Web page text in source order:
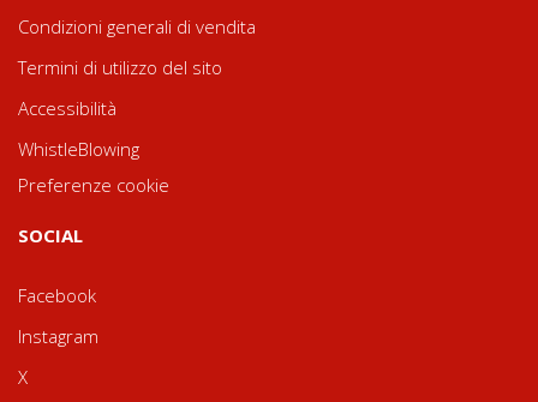
Condizioni generali di vendita
Termini di utilizzo del sito
Accessibilità
WhistleBlowing
Preferenze cookie
SOCIAL
Facebook
Instagram
X